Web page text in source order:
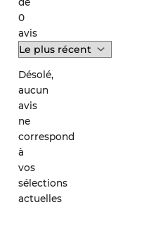
0
avis
Désolé,
aucun
avis
ne
correspond
à
vos
sélections
actuelles